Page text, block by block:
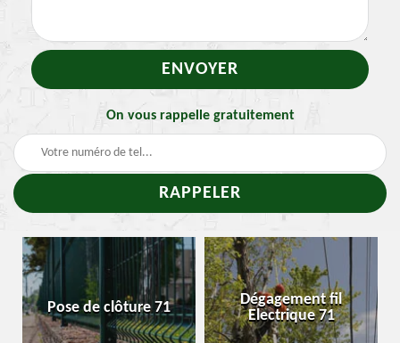
On vous rappelle gratuitement
Pose de clôture 71
Dégagement fil
Electrique 71